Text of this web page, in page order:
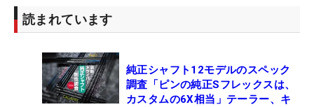
読まれています
純正シャフト12モデルのスペック
調査「ピンの純正Sフレックスは、
カスタムの6X相当」テーラー、キ